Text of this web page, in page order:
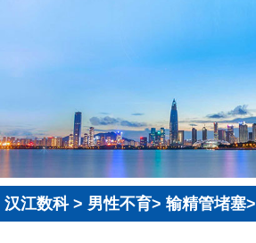
汉江数科> 男性不育>输精管堵塞>